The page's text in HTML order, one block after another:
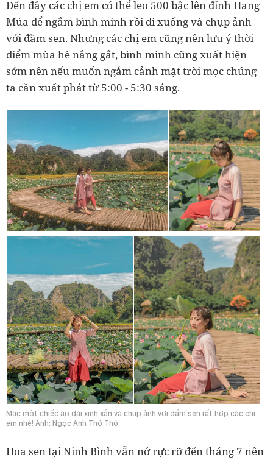
Đến đây các chị em có thể leo 500 bậc lên đỉnh Hang
Múa để ngắm bình minh rồi đi xuống và chụp ảnh
với đầm sen. Nhưng các chị em cũng nên lưu ý thời
điểm mùa hè nắng gắt, bình minh cũng xuất hiện
sớm nên nếu muốn ngắm cảnh mặt trời mọc chúng
ta cần xuất phát từ 5:00 - 5:30 sáng.
Mặc một chiếc áo dài xinh xắn và chụp ảnh với đầm sen rất hợp các chị
em nhé! Ảnh: Ngọc Anh Thỏ Thỏ.
Hoa sen tại Ninh Bình vẫn nở rực rỡ đến tháng 7 nên